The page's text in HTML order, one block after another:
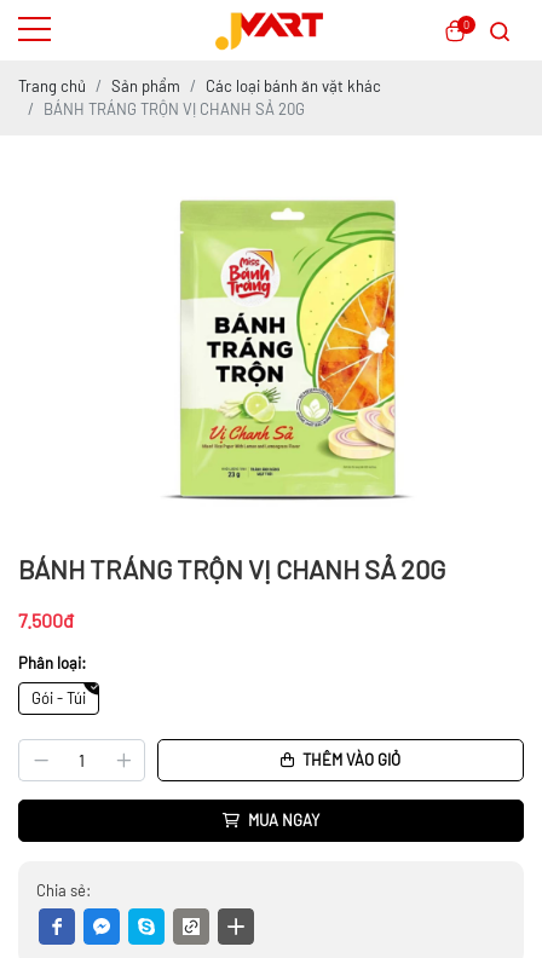
0
Trang chủ Sản phẩm
Các loại bánh ăn vặt khác
BÁNH TRÁNG TRỘN VỊ CHANH SẢ 20G
BÁNH TRÁNG TRỘN VỊ CHANH SẢ 20G
7.500đ
Phân loại:
Gói - Túi
THÊM VÀO GIỎ
MUA NGAY
Chia sẻ: